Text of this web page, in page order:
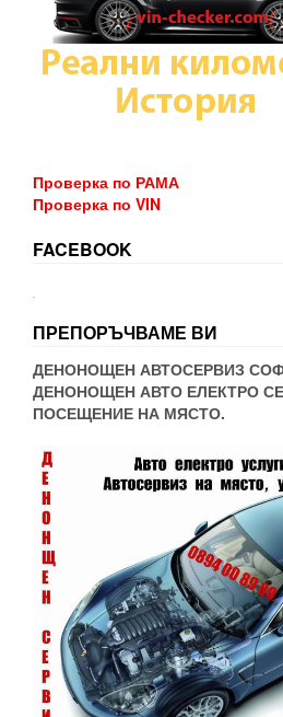
Проверка по РАМА
Проверка по VIN
FACEBOOK
ПРЕПОРЪЧВАМЕ ВИ
ДЕНОНОЩЕН АВТОСЕРВИЗ
ДЕНОНОЩЕН АВТО ЕЛЕКТРО
ПОСЕЩЕНИЕ НА МЯСТО.